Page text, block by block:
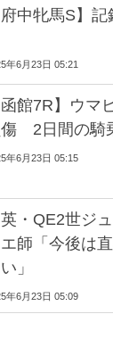
府中牝馬S】
年6月23日 05:21
函館7R】ウ
傷 2日間の騎
年6月23日 05:15
英・QE2世ジ
師「今後は
」
年6月23日 05:09